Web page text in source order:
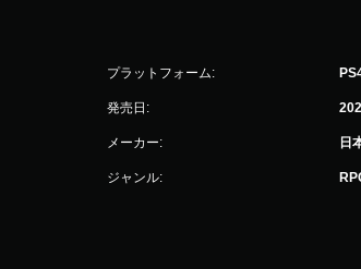
プラットフォーム:
発売日:
メーカー: 日
ジャンル: